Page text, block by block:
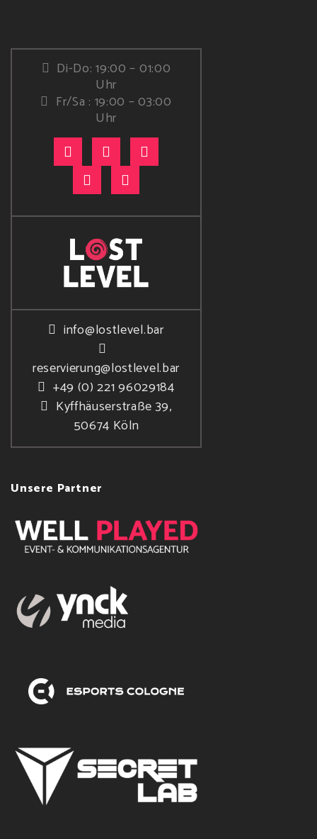
Di-Do: 19:00 – 01:00
Uhr
Fr/Sa : 19:00 – 03:00
Uhr
info@lostlevel.bar
reservierung@lostlevel.bar
+49 (0) 221 96029184
Kyffhäuserstraße 39,
50674 Köln
Unsere Partner